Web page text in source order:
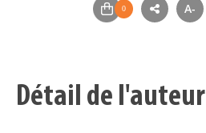
A-
Détail de l'auteur